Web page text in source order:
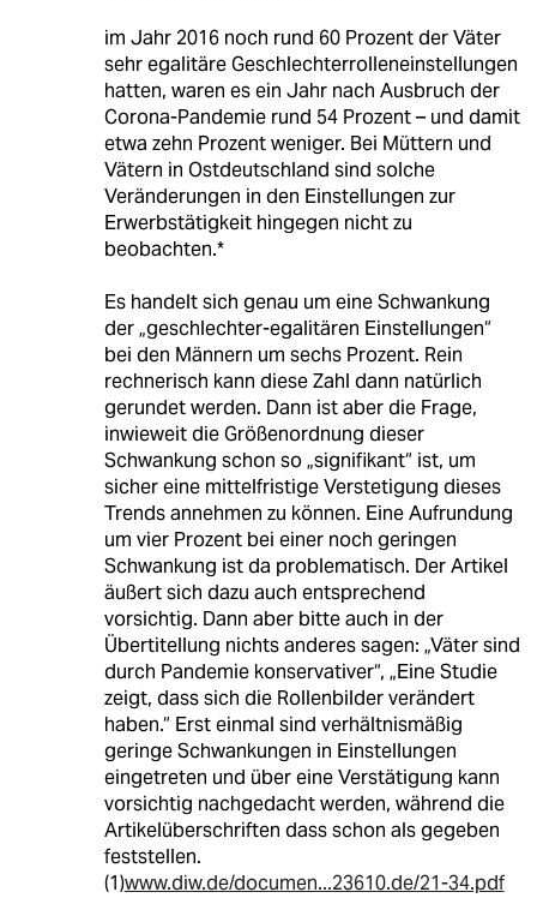
im Jahr 2016 noch rund 60 Prozent der Väter
sehr egalitäre Geschlechterrolleneinstellungen
hatten, waren es ein Jahr nach Ausbruch der
Corona-Pandemie rund 54 Prozent – und damit
etwa zehn Prozent weniger. Bei Müttern und
Vätern in Ostdeutschland sind solche
Veränderungen in den Einstellungen zur
Erwerbstätigkeit hingegen nicht zu
beobachten.*
Es handelt sich genau um eine Schwankung
der „geschlechter-egalitären Einstellungen“
bei den Männern um sechs Prozent. Rein
rechnerisch kann diese Zahl dann natürlich
gerundet werden. Dann ist aber die Frage,
inwieweit die Größenordnung dieser
Schwankung schon so „signifikant“ ist, um
sicher eine mittelfristige Verstetigung dieses
Trends annehmen zu können. Eine Aufrundung
um vier Prozent bei einer noch geringen
Schwankung ist da problematisch. Der Artikel
äußert sich dazu auch entsprechend
vorsichtig. Dann aber bitte auch in der
Übertitellung nichts anderes sagen: „Väter sind
durch Pandemie konservativer“, „Eine Studie
zeigt, dass sich die Rollenbilder verändert
haben.“ Erst einmal sind verhältnismäßig
geringe Schwankungen in Einstellungen
eingetreten und über eine Verstätigung kann
vorsichtig nachgedacht werden, während die
Artikelüberschriften dass schon als gegeben
feststellen.
(1)www.diw.de/documen...23610.de/21-34.pdf